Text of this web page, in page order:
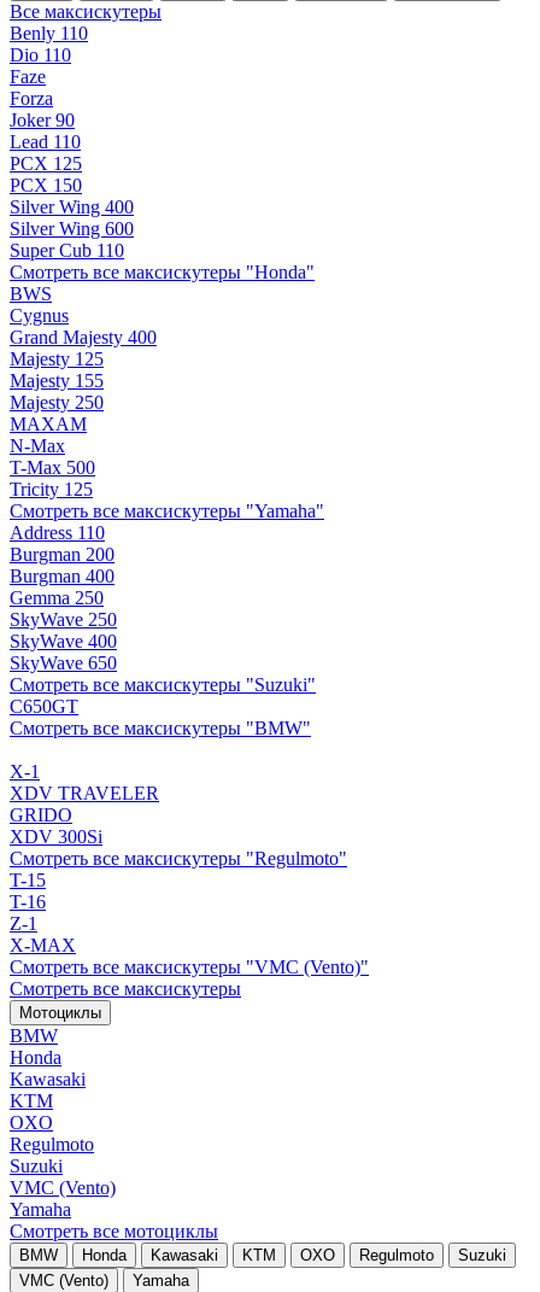
Все максискутеры
Benly 110
Dio 110
Faze
Forza
Joker 90
Lead 110
PCX 125
PCX 150
Silver Wing 400
Silver Wing 600
Super Cub 110
Смотреть все максискутеры "Honda"
BWS
Cygnus
Grand Majesty 400
Majesty 125
Majesty 155
Majesty 250
MAXAM
N-Max
T-Max 500
Tricity 125
Смотреть все максискутеры "Yamaha"
Address 110
Burgman 200
Burgman 400
Gemma 250
SkyWave 250
SkyWave 400
SkyWave 650
Смотреть все максискутеры "Suzuki"
C650GT
Смотреть все максискутеры "BMW"
X-1
XDV TRAVELER
GRIDO
XDV 300Si
Смотреть все максискутеры "Regulmoto"
T-15
T-16
Z-1
X-MAX
Смотреть все максискутеры "VMC (Vento)"
Смотреть все максискутеры
Мотоциклы
BMW
Honda
Kawasaki
KTM
OXO
Regulmoto
Suzuki
VMC (Vento)
Yamaha
Смотреть все мотоциклы
BMW Honda Kawasaki KTM OXO Regulmoto
Suzuki
VMC (Vento)
Yamaha